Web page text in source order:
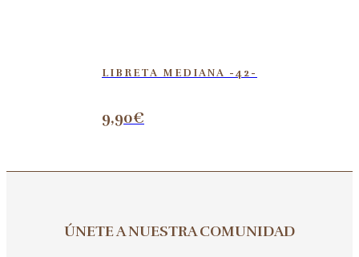
LIBRETA MEDIANA -42-
9,90€
ÚNETE A NUESTRA COMUNIDAD